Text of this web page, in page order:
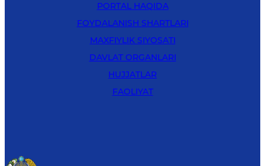
PORTAL HAQIDA
FOYDALANISH SHARTLARI
MAXFIYLIK SIYOSATI
DAVLAT ORGANLARI
HUJJATLAR
FAOLIYAT